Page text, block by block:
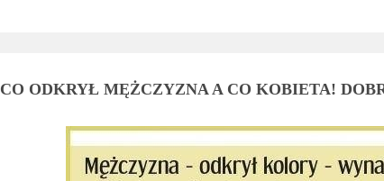
CO ODKRYŁ MĘŻCZYZNA A CO KOBIETA!